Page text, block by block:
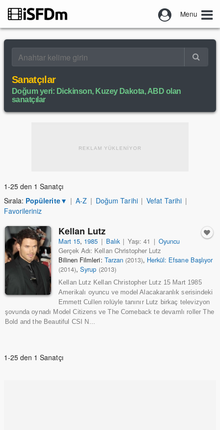
Menu
Sanatçılar
Doğum yeri: Dickinson, Kuzey Dakota, ABD olan
sanatçılar
REKLAM YÜKLENİYOR
1-25 den 1 Sanatçı
Sırala: Popülerite▼ | A-Z | Doğum Tarihi | Vefat Tarihi |
Favorileriniz
Kellan Lutz
Mart 15, 1985 | Balık | Yaşı: 41 | Oyuncu
Gerçek Adı: Kellan Christopher Lutz
Bilinen Filmleri: Tarzan (2013), Herkül: Efsane Başlıyor
(2014),Syrup (2013)
Kellan Lutz Kellan Christopher Lutz 15 Mart 1985
Amerikalı oyuncu ve model Alacakaranlık serisindeki
Emmett Cullen rolüyle tanınır Lutz birkaç televizyon
şovunda oynadı Model Citizens ve The Comeback te devamlı roller The
Bold and the Beautiful CSI N...
1-25 den 1 Sanatçı